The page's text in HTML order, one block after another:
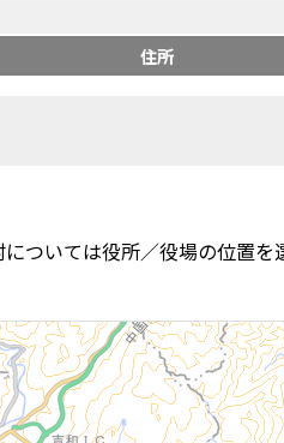
住所
ついては役所／役場の位置